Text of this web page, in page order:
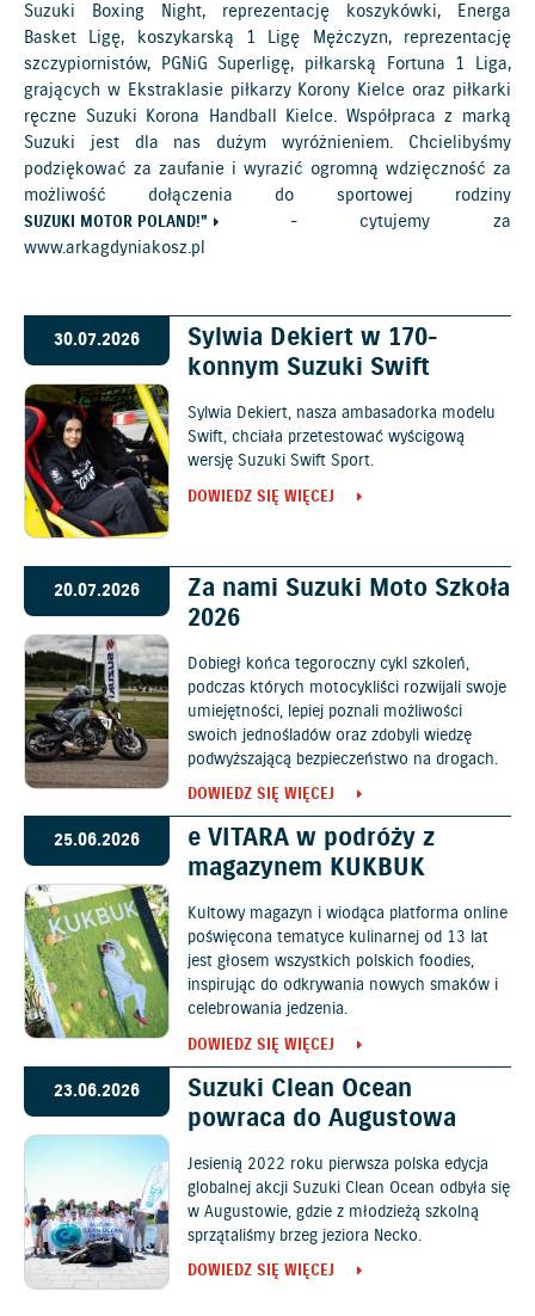
Suzuki Boxing Night, reprezentację koszykówki, Energa
Basket Ligę, koszykarską 1 Ligę Mężczyzn, reprezentację
szczypiornistów, PGNiG Superligę, piłkarską Fortuna 1 Liga,
grających w Ekstraklasie piłkarzy Korony Kielce oraz piłkarki
ręczne Suzuki Korona Handball Kielce. Współpraca z marką
Suzuki jest dla nas dużym wyróżnieniem. Chcielibyśmy
podziękować za zaufanie i wyrazić ogromną wdzięczność za
możliwość dołączenia do sportowej rodziny
SUZUKI MOTOR POLAND!"
- cytujemy za
www.arkagdyniakosz.pl
30.07.2026
Sylwia Dekiert w 170-
konnym Suzuki Swift
Sylwia Dekiert, nasza ambasadorka modelu
Swift, chciała przetestować wyścigową
wersję Suzuki Swift Sport.
DOWIEDZ SIĘ WIĘCEJ
20.07.2026
Za nami Suzuki Moto Szkoła
2026
Dobiegł końca tegoroczny cykl szkoleń,
podczas których motocykliści rozwijali swoje
umiejętności, lepiej poznali możliwości
swoich jednośladów oraz zdobyli wiedzę
podwyższającą bezpieczeństwo na drogach.
DOWIEDZ SIĘ WIĘCEJ
25.06.2026
e VITARA w podróży z
magazynem KUKBUK
Kultowy magazyn i wiodąca platforma online
poświęcona tematyce kulinarnej od 13 lat
jest głosem wszystkich polskich foodies,
inspirując do odkrywania nowych smaków i
celebrowania jedzenia.
DOWIEDZ SIĘ WIĘCEJ
23.06.2026
Suzuki Clean Ocean
powraca do Augustowa
Jesienią 2022 roku pierwsza polska edycja
globalnej akcji Suzuki Clean Ocean odbyła się
w Augustowie, gdzie z młodzieżą szkolną
sprzątaliśmy brzeg jeziora Necko.
DOWIEDZ SIĘ WIĘCEJ